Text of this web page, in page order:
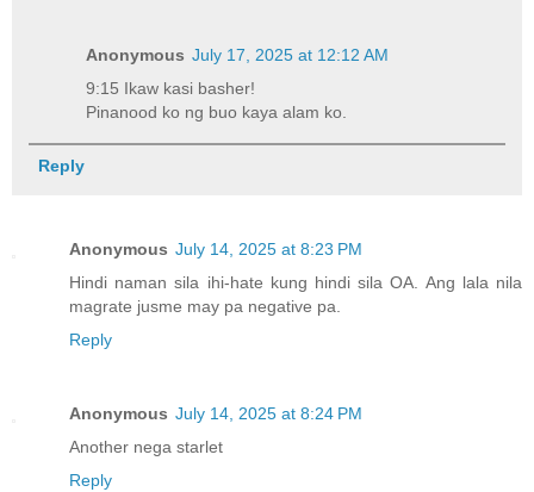
Anonymous July 17, 2025 at 12:12 AM
9:15 Ikaw kasi basher!
Pinanood ko ng buo kaya alam ko.
Reply
Anonymous July 14, 2025 at 8:23 PM
Hindi naman sila ihi-hate kung hindi sila OA. Ang lala nila
magrate jusme may pa negative pa.
Reply
Anonymous July 14, 2025 at 8:24 PM
Another nega starlet
Reply